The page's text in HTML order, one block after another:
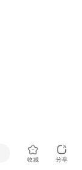
收藏 分享